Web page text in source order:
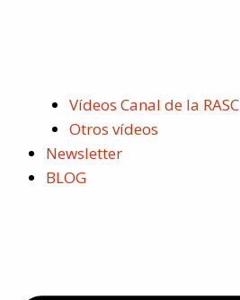
Vídeos Canal de la RASC
Otros vídeos
Newsletter
BLOG